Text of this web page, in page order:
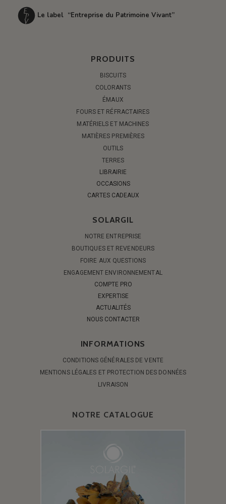
Le label “Entreprise du Patrimoine Vivant”
PRODUITS
BISCUITS
COLORANTS
ÉMAUX
FOURS ET RÉFRACTAIRES
MATÉRIELS ET MACHINES
MATIÈRES PREMIÈRES
OUTILS
TERRES
LIBRAIRIE
OCCASIONS
CARTES CADEAUX
SOLARGIL
NOTRE ENTREPRISE
BOUTIQUES ET REVENDEURS
FOIRE AUX QUESTIONS
ENGAGEMENT ENVIRONNEMENTAL
COMPTE PRO
EXPERTISE
ACTUALITÉS
NOUS CONTACTER
INFORMATIONS
CONDITIONS GÉNÉRALES DE VENTE
MENTIONS LÉGALES ET PROTECTION DES DONNÉES
LIVRAISON
NOTRE CATALOGUE